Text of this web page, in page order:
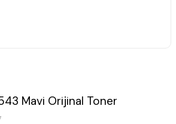
Mavi Orijinal Toner